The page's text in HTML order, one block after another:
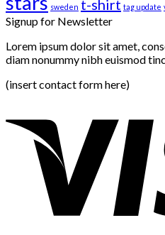
sweden t-shirt tag update
Signup for Newsletter
Lorem ipsum dolor sit amet,
diam nonummy nibh euismod
(insert contact form here)